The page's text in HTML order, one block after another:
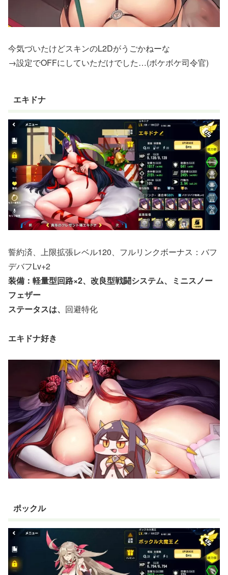
今気づいたけどスキンのL2Dがうごかねーな
→設定でOFFにしていただけでした…(ボケボケ司令官)
エキドナ
誓約済、上限拡張レベル120、フルリンクボーナス：バフ
デバフLv+2
装備：軽量型回路×2、改良型戦闘システム、ミニスノー
フェザー
ステータスは、 回避特化
エキドナ好き
ポックル